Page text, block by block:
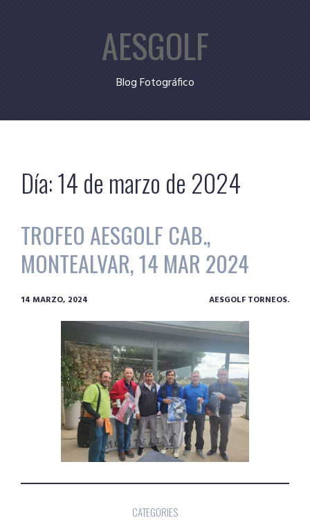
AESGOLF
Blog Fotográfico
Día:14 de marzo de 2024
TROFEO AESGOLF CAB.,
MONTEALVAR, 14 MAR 2024
14 MARZO, 2024 AESGOLF TORNEOS.
CATEGORIES